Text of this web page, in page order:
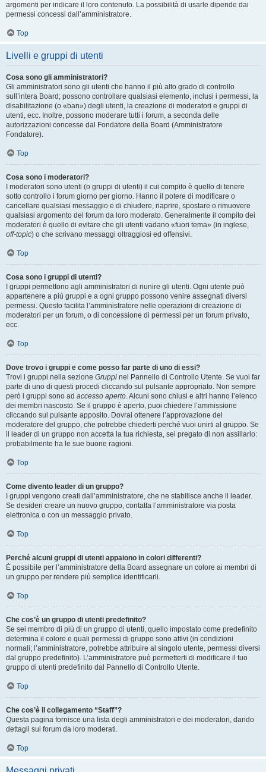
argomenti per indicare il loro contenuto. La possibilità di usarle dipende dai
permessi concessi dall’amministratore.
Top
Livelli e gruppi di utenti
Cosa sono gli amministratori?
Gli amministratori sono gli utenti che hanno il più alto grado di controllo
sull’intera Board; possono controllare qualsiasi elemento, inclusi i permessi, la
disabilitazione (o «ban») degli utenti, la creazione di moderatori e gruppi di
utenti, ecc. Inoltre, possono moderare tutti i forum, a seconda delle
autorizzazioni concesse dal Fondatore della Board (Amministratore
Fondatore).
Top
Cosa sono i moderatori?
I moderatori sono utenti (o gruppi di utenti) il cui compito è quello di tenere
sotto controllo i forum giorno per giorno. Hanno il potere di modificare o
cancellare qualsiasi messaggio e di chiudere, riaprire, spostare o rimuovere
qualsiasi argomento del forum da loro moderato. Generalmente il compito dei
moderatori è quello di evitare che gli utenti vadano «fuori tema» (in inglese,
off-topic) o che scrivano messaggi oltraggiosi ed offensivi.
Top
Cosa sono i gruppi di utenti?
I gruppi permettono agli amministratori di riunire gli utenti. Ogni utente può
appartenere a più gruppi e a ogni gruppo possono venire assegnati diversi
permessi. Questo facilita l’amministratore nelle operazioni di creazione di
moderatori per un forum, o di concessione di permessi per un forum privato,
ecc.
Top
Dove trovo i gruppi e come posso far parte di uno di essi?
Trovi i gruppi nella sezione Gruppi nel Pannello di Controllo Utente. Se vuoi far
parte di uno di questi procedi cliccando sul pulsante appropriato. Non sempre
però i gruppi sono ad accesso aperto. Alcuni sono chiusi e altri hanno l’elenco
dei membri nascosto. Se il gruppo è aperto, puoi chiedere l’ammissione
cliccando sul pulsante apposito. Dovrai ottenere l’approvazione del
moderatore del gruppo, che potrebbe chiederti perché vuoi unirti al gruppo. Se
il leader di un gruppo non accetta la tua richiesta, sei pregato di non assillarlo:
probabilmente ha le sue buone ragioni.
Top
Come divento leader di un gruppo?
I gruppi vengono creati dall’amministratore, che ne stabilisce anche il leader.
Se desideri creare un nuovo gruppo, contatta l’amministratore via posta
elettronica o con un messaggio privato.
Top
Perché alcuni gruppi di utenti appaiono in colori differenti?
È possibile per l’amministratore della Board assegnare un colore ai membri di
un gruppo per rendere più semplice identificarli.
Top
Che cos’è un gruppo di utenti predefinito?
Se sei membro di più di un gruppo di utenti, quello impostato come predefinito
determina il colore e quali permessi di gruppo sono attivi (in condizioni
normali; l’amministratore, potrebbe attribuire al singolo utente, permessi diversi
dal gruppo predefinito). L’amministratore può permetterti di modificare il tuo
gruppo di utenti predefinito dal Pannello di Controllo Utente.
Top
Che cos’è il collegamento “Staff”?
Questa pagina fornisce una lista degli amministratori e dei moderatori, dando
dettagli sui forum da loro moderati.
Top